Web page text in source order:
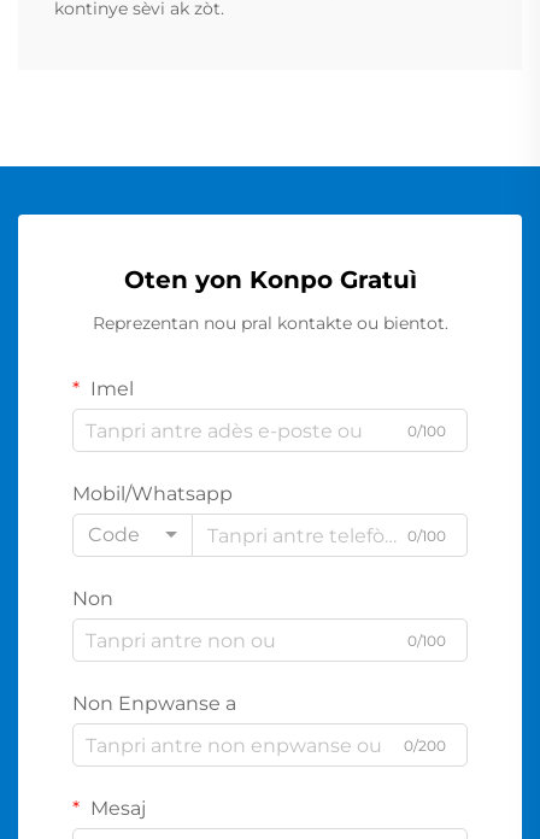
kontinye sèvi ak zòt.
Oten yon Konpo Gratuì
Reprezentan nou pral kontakte ou bientot.
Imel
0/100
Mobil/Whatsapp
Code
0/100
Non
0/100
Non Enpwanse a
0/200
Mesaj